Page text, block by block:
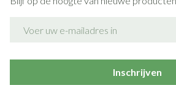
Inschrijven